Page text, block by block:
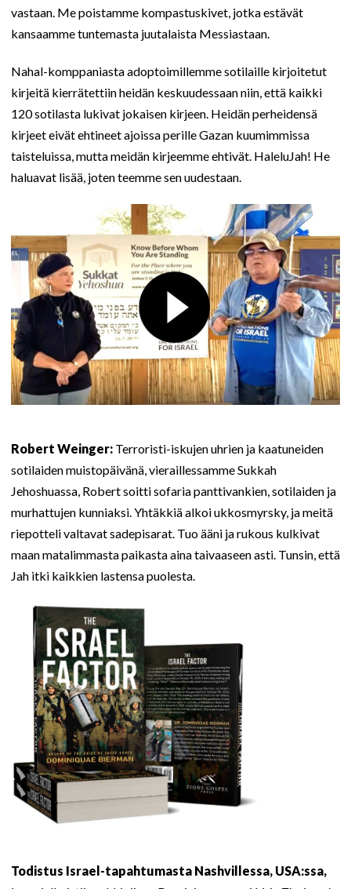
vastaan. Me poistamme kompastuskivet, jotka estävät
kansaamme tuntemasta juutalaista Messiastaan.
Nahal-komppaniasta adoptoimillemme sotilaille kirjoitetut
kirjeitä kierrätettiin heidän keskuudessaan niin, että kaikki
120 sotilasta lukivat jokaisen kirjeen. Heidän perheidensä
kirjeet eivät ehtineet ajoissa perille Gazan kuumimmissa
taisteluissa, mutta meidän kirjeemme ehtivät. HaleluJah! He
haluavat lisää, joten teemme sen uudestaan.
Robert Weinger: Terroristi-iskujen uhrien ja kaatuneiden
sotilaiden muistopäivänä, vieraillessamme Sukkah
Jehoshuassa, Robert soitti sofaria panttivankien, sotilaiden ja
murhattujen kunniaksi. Yhtäkkiä alkoi ukkosmyrsky, ja meitä
riepotteli valtavat sadepisarat. Tuo ääni ja rukous kulkivat
maan matalimmasta paikasta aina taivaaseen asti. Tunsin, että
Jah itki kaikkien lastensa puolesta.
Todistus Israel-tapahtumasta Nashvillessa, USA:ssa,